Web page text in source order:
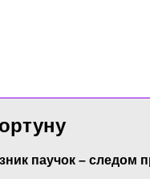
паучок – следом